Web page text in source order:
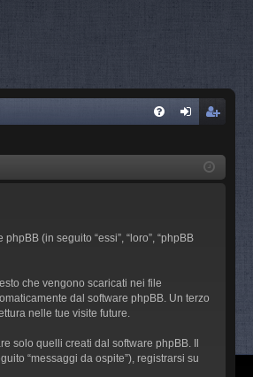
riv
(in seguito “essi”, “loro”, “phpBB
che vengono scaricati nei file
dal software phpBB. Un terzo
nelle tue visite future.
solo quelli creati dal software phpBB. Il
“messaggi da ospite”), registrarsi su